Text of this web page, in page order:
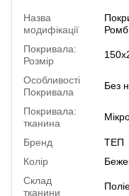
Назва
модифікації
Ромб
Покривала:
Розмір
Особливості
Покривала
Без
Покривала:
тканина
Бренд
ТЕП
Колір
Склад
тканини